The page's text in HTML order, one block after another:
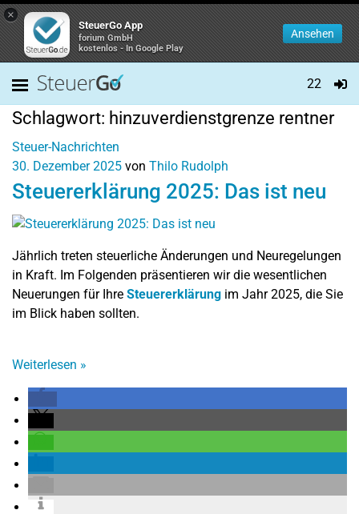
×
SteuerGo App
forium GmbH
kostenlos - In Google Play
Ansehen
22
Schlagwort: hinzuverdienstgrenze rentner
Steuer-Nachrichten
30. Dezember 2025 von Thilo Rudolph
Steuererklärung 2025: Das ist neu
Jährlich treten steuerliche Änderungen und Neuregelungen
in Kraft. Im Folgenden präsentieren wir die wesentlichen
Neuerungen für Ihre Steuererklärung im Jahr 2025, die Sie
im Blick haben sollten.
Weiterlesen »